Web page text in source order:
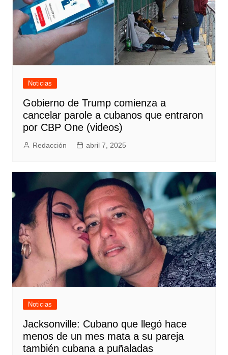
Noticias
Gobierno de Trump comienza a
cancelar parole a cubanos que entraron
por CBP One (videos)
Redacción abril 7, 2025
Noticias
Jacksonville: Cubano que llegó hace
menos de un mes mata a su pareja
también cubana a puñaladas